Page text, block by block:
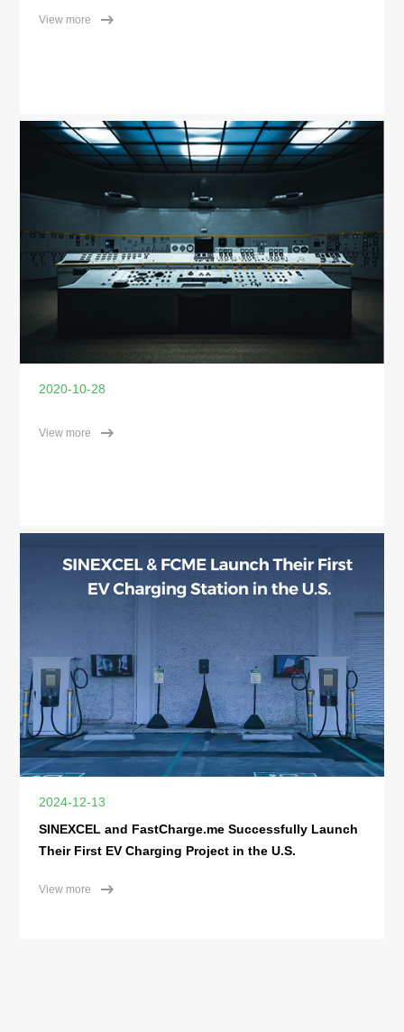
View more
2020-10-28
View more
2024-12-13
SINEXCEL and FastCharge.me Successfully Launch
Their First EV Charging Project in the U.S.
View more